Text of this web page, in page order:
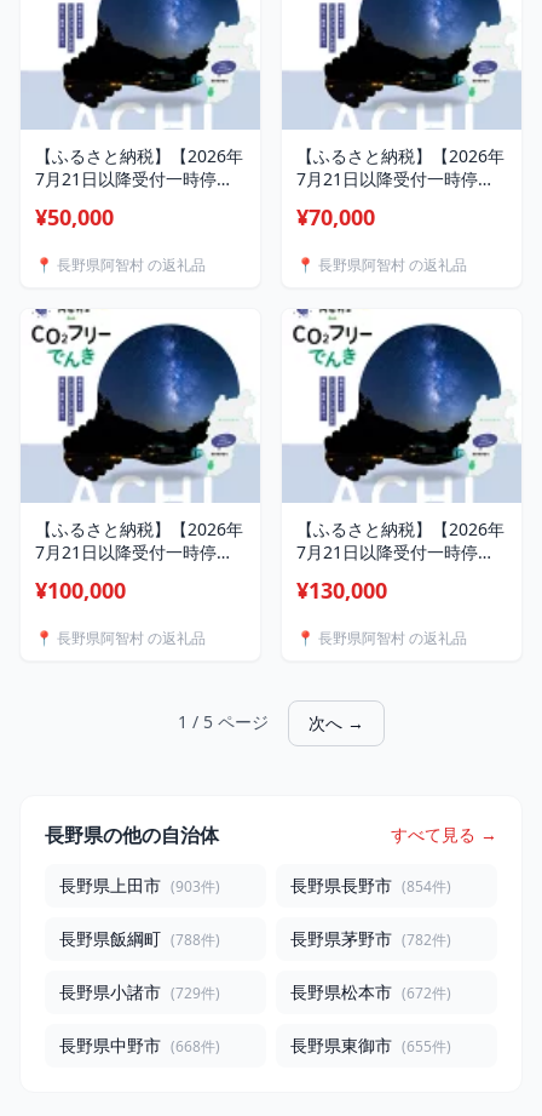
【ふるさと納税】【2026年
7月21日以降受付一時停止
でんき 50,000 円コース
件を必ずご確認ください）
め
¥50,000
📍 長野県阿智村 の返礼品
【ふるさと納税】【2026年
7月21日以降受付一時停止
でんき 70,000 円コース
件を必ずご確認ください）
め
¥70,000
📍 長野県阿智村 の返礼品
【ふるさと納税】【2026年
7月21日以降受付一時停止
でんき 100,000 円コース
件を必ずご確認ください）
¥100,000
📍 長野県阿智村 の返礼品
【ふるさと納税】【2026年
7月21日以降受付一時停止
でんき 130,000 円コース
件を必ずご確認ください）
¥130,000
📍 長野県阿智村 の返礼品
1 / 5 ページ 次へ →
長野県の他の自治体 すべて見る →
長野県上田市 (903件) 長野県長野市 (854件)
長野県飯綱町 (788件) 長野県茅野市 (782件)
長野県小諸市 (729件) 長野県松本市 (672件)
長野県中野市 (668件) 長野県東御市 (655件)